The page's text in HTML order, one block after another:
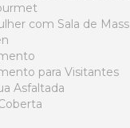
com Sala de Mass
para Visitantes
Asfaltada